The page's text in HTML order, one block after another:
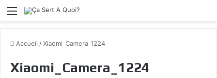
Menu
Accueil /Xiaomi_Camera_1224
Xiaomi_Camera_1224